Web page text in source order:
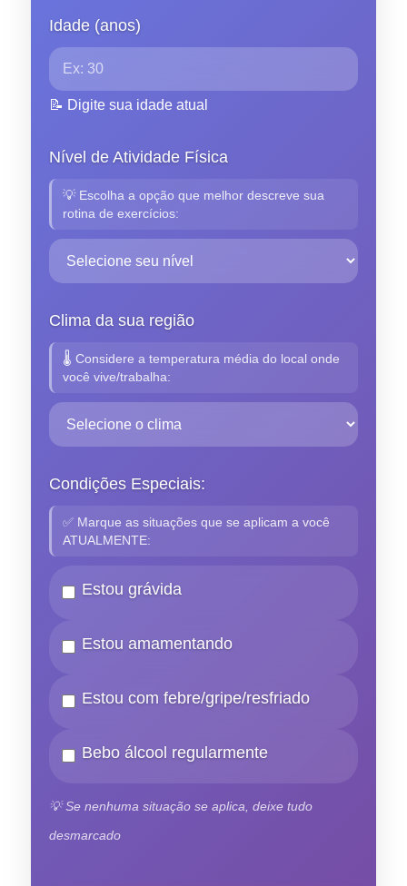
Idade (anos)
📝 Digite sua idade atual
Nível de Atividade Física
💡 Escolha a opção que melhor descreve sua
rotina de exercícios:
Clima da sua região
🌡️ Considere a temperatura média do local onde
você vive/trabalha:
Condições Especiais:
✅ Marque as situações que se aplicam a você
ATUALMENTE:
Estou grávida
Estou amamentando
Estou com febre/gripe/resfriado
Bebo álcool regularmente
💡 Se nenhuma situação se aplica, deixe tudo
desmarcado